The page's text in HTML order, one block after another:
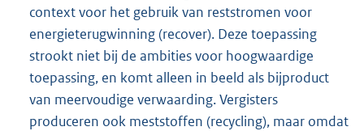
context voor het gebruik van reststromen voor
energieterugwinning (recover). Deze toepassing
strookt niet bij de ambities voor hoogwaardige
toepassing, en komt alleen in beeld als bijproduct
van meervoudige verwaarding. Vergisters
produceren ook meststoffen (recycling), maar omdat